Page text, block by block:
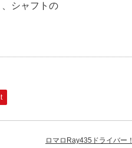
シャフトの
ロマロRay435ドライバー！